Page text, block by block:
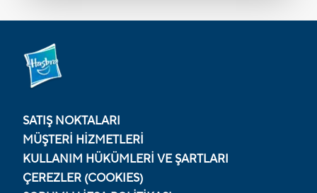
SATIŞ NOKTALARI
MÜŞTERI HIZMETLERI
KULLANIM HÜKÜMLERI VE ŞARTLARI
ÇEREZLER (COOKIES)